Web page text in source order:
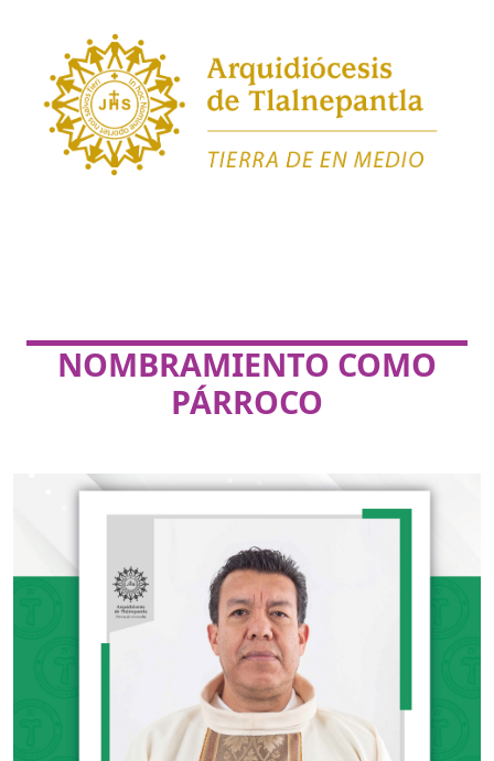
NOMBRAMIENTO COMO
PÁRROCO